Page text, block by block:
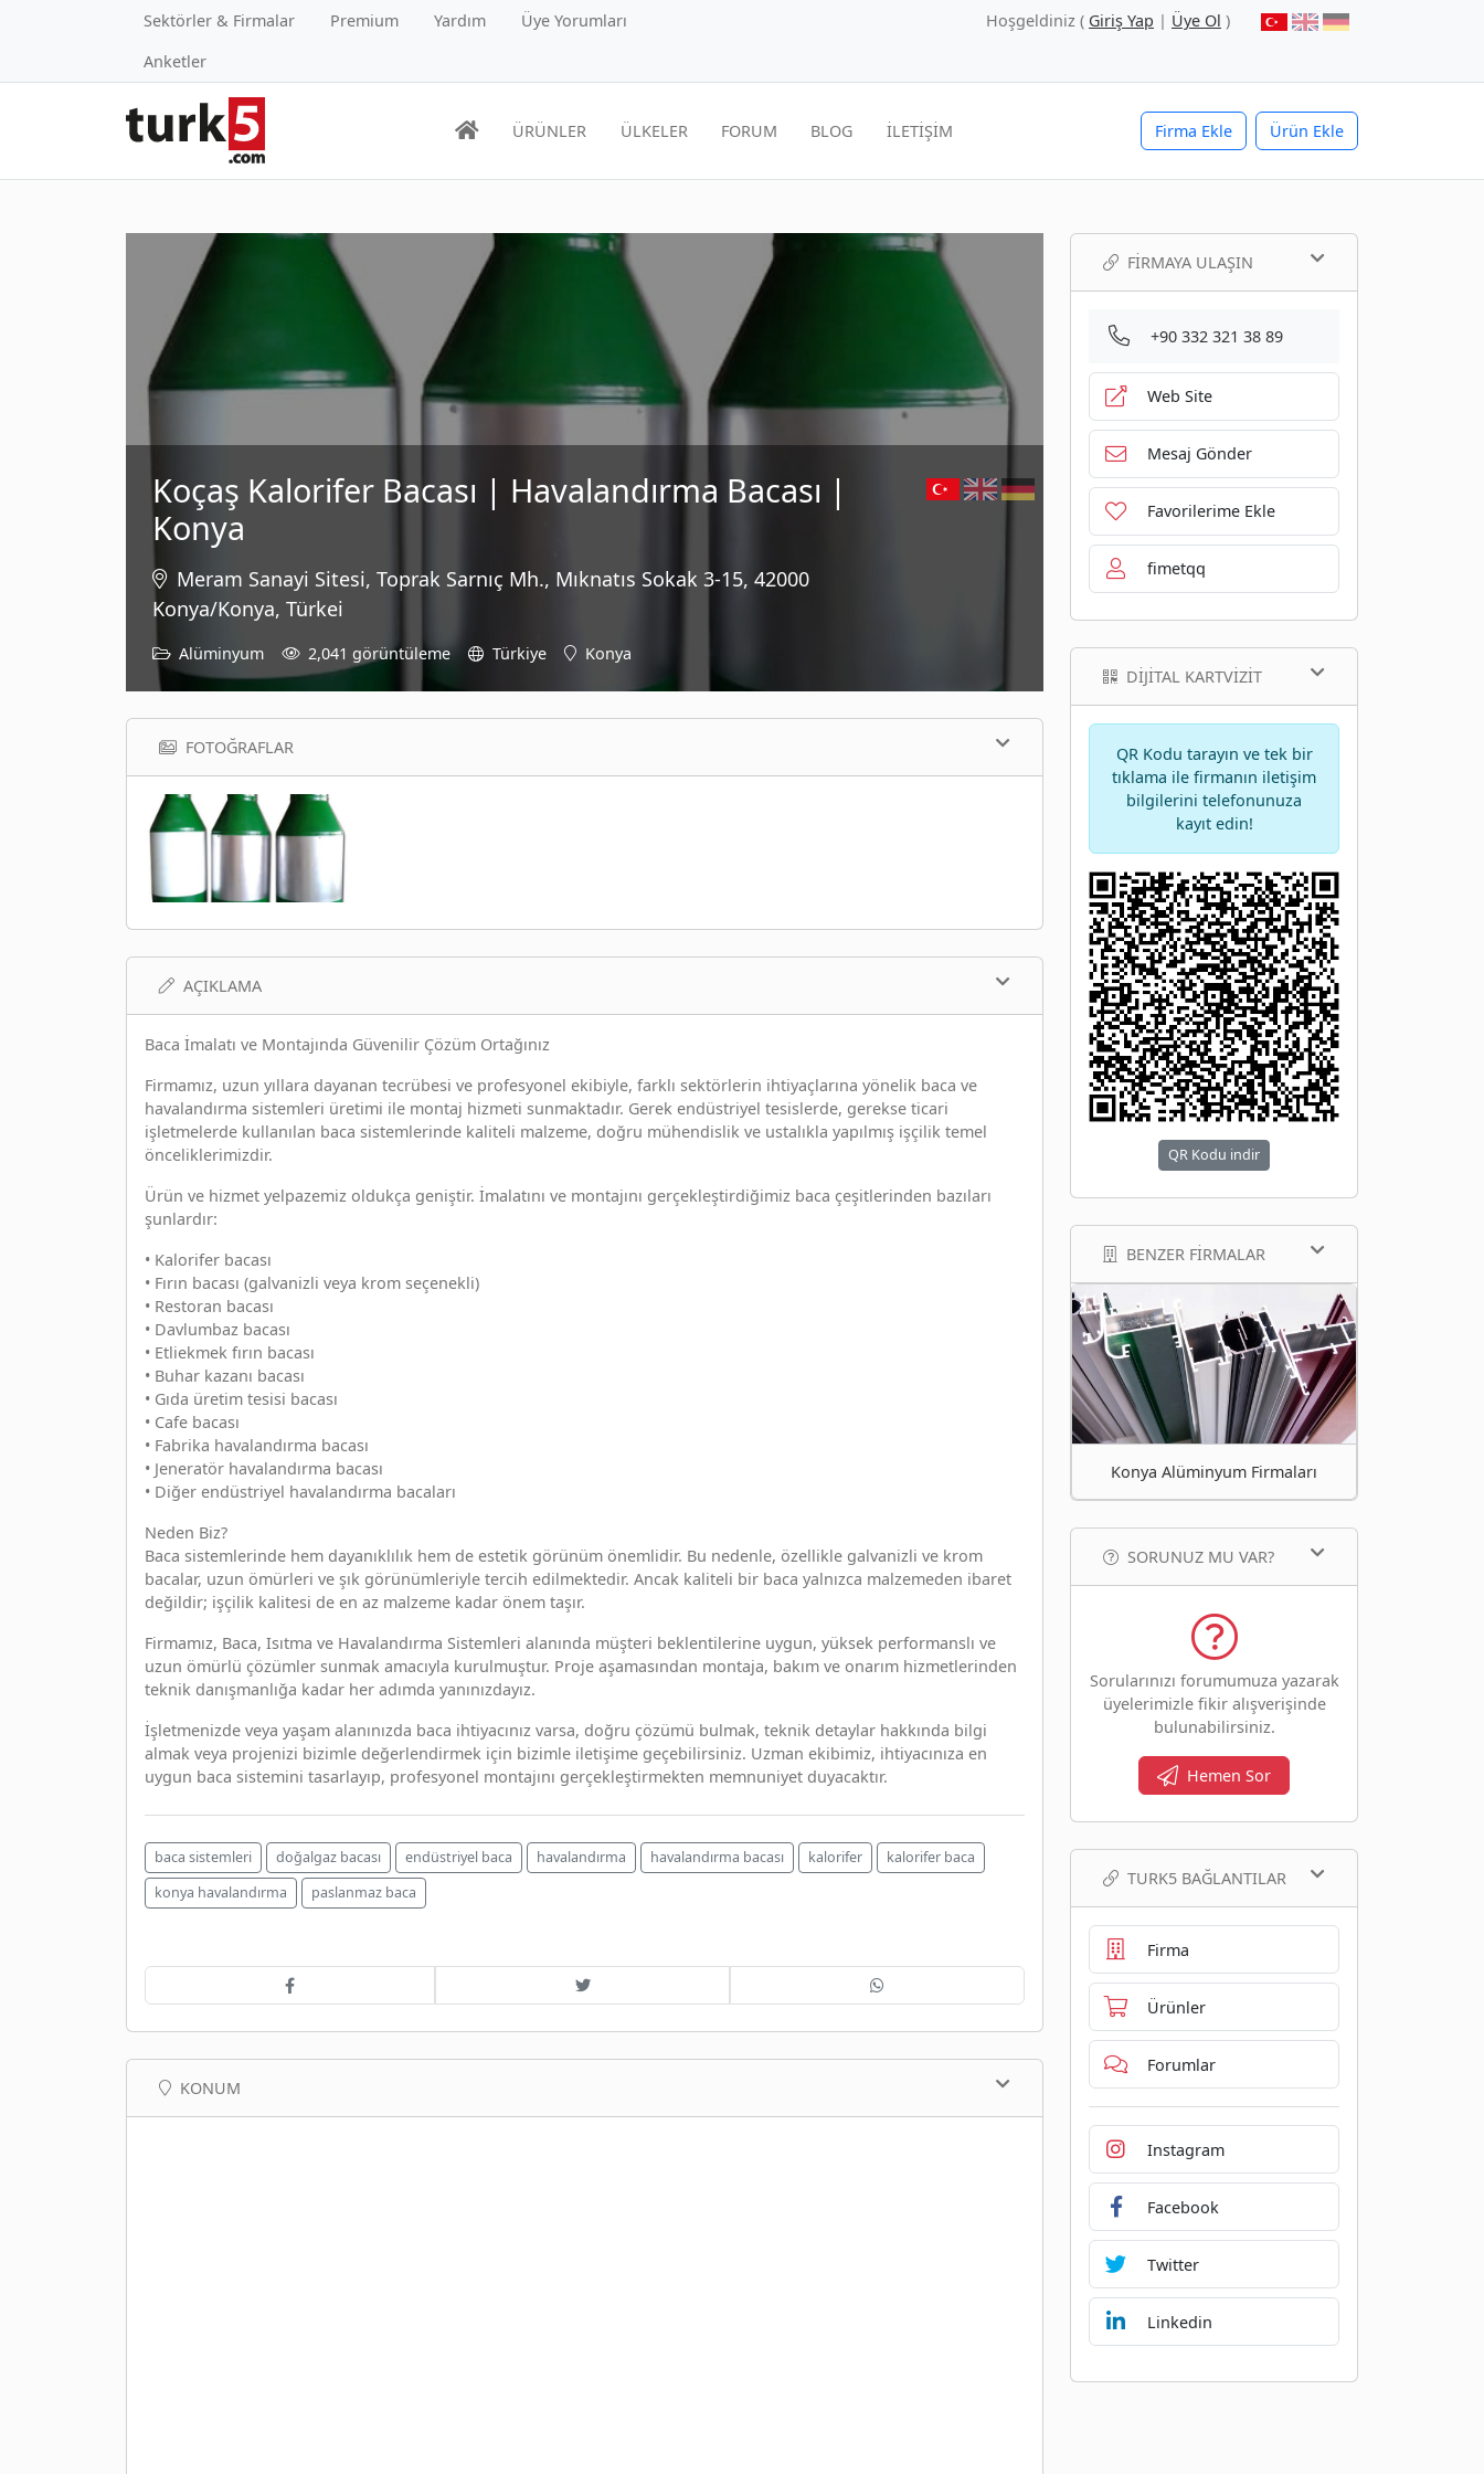
Sektörler & Firmalar Premium Yardım
Üye Yorumları
Anketler
Hoşgeldiniz ( Giriş Yap | Üye Ol )
Firma Ekle Ürün Ekle
ÜRÜNLER ÜLKELER FORUM BLOG İLETİŞİM
Koçaş Kalorifer Bacası | Havalandırma Bacası |
Konya
Meram Sanayi Sitesi, Toprak Sarnıç Mh., Mıknatıs Sokak 3-15, 42000
Konya/Konya, Türkei
Alüminyum 2,041 görüntüleme Türkiye Konya
FOTOĞRAFLAR
AÇIKLAMA
Baca İmalatı ve Montajında Güvenilir Çözüm Ortağınız
Firmamız, uzun yıllara dayanan tecrübesi ve profesyonel ekibiyle, farklı sektörlerin ihtiyaçlarına yönelik baca ve
havalandırma sistemleri üretimi ile montaj hizmeti sunmaktadır. Gerek endüstriyel tesislerde, gerekse ticari
işletmelerde kullanılan baca sistemlerinde kaliteli malzeme, doğru mühendislik ve ustalıkla yapılmış işçilik temel
önceliklerimizdir.
Ürün ve hizmet yelpazemiz oldukça geniştir. İmalatını ve montajını gerçekleştirdiğimiz baca çeşitlerinden bazıları
şunlardır:
• Kalorifer bacası
• Fırın bacası (galvanizli veya krom seçenekli)
• Restoran bacası
• Davlumbaz bacası
• Etliekmek fırın bacası
• Buhar kazanı bacası
• Gıda üretim tesisi bacası
• Cafe bacası
• Fabrika havalandırma bacası
• Jeneratör havalandırma bacası
• Diğer endüstriyel havalandırma bacaları
Neden Biz?
Baca sistemlerinde hem dayanıklılık hem de estetik görünüm önemlidir. Bu nedenle, özellikle galvanizli ve krom
bacalar, uzun ömürleri ve şık görünümleriyle tercih edilmektedir. Ancak kaliteli bir baca yalnızca malzemeden ibaret
değildir; işçilik kalitesi de en az malzeme kadar önem taşır.
Firmamız, Baca, Isıtma ve Havalandırma Sistemleri alanında müşteri beklentilerine uygun, yüksek performanslı ve
uzun ömürlü çözümler sunmak amacıyla kurulmuştur. Proje aşamasından montaja, bakım ve onarım hizmetlerinden
teknik danışmanlığa kadar her adımda yanınızdayız.
İşletmenizde veya yaşam alanınızda baca ihtiyacınız varsa, doğru çözümü bulmak, teknik detaylar hakkında bilgi
almak veya projenizi bizimle değerlendirmek için bizimle iletişime geçebilirsiniz. Uzman ekibimiz, ihtiyacınıza en
uygun baca sistemini tasarlayıp, profesyonel montajını gerçekleştirmekten memnuniyet duyacaktır.
baca sistemleri doğalgaz bacası endüstriyel baca havalandırma havalandırma bacası kalorifer
kalorifer baca
konya havalandırma
paslanmaz baca
KONUM
FIRMAYA ULAŞIN
+90 332 321 38 89
Web Site
Mesaj Gönder
Favorilerime Ekle
fimetqq
DIJITAL KARTVIZIT
QR Kodu tarayın ve tek bir
tıklama ile firmanın iletişim
bilgilerini telefonunuza
kayıt edin!
QR Kodu indir
BENZER FIRMALAR
Konya Alüminyum Firmaları
SORUNUZ MU VAR?
Sorularınızı forumumuza yazarak
üyelerimizle fikir alışverişinde
bulunabilirsiniz.
Hemen Sor
TURK5 BAĞLANTILAR
Firma
Ürünler
Forumlar
Instagram
Facebook
Twitter
Linkedin